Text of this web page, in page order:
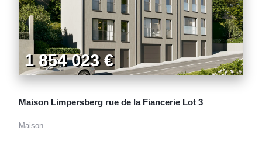
1 854 023 €
Maison Limpersberg rue de la Fiancerie Lot 3
Maison